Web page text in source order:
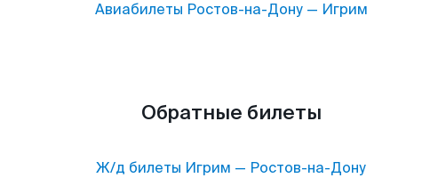
Авиабилеты Ростов-на-Дону— Игрим
Обратные билеты
Ж/д билеты Игрим — Ростов-на-Дону